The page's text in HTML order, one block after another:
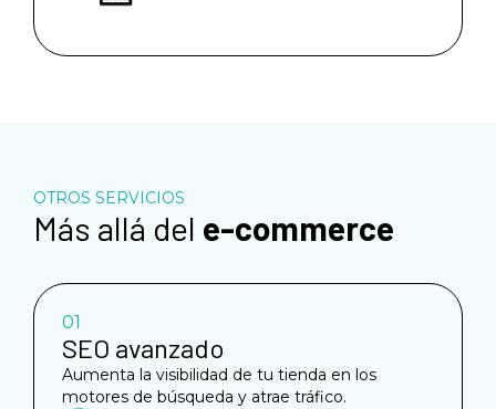
OTROS SERVICIOS
Más allá del e-commerce
01
SEO avanzado
Aumenta la visibilidad de tu tienda en los
motores de búsqueda y atrae tráfico.